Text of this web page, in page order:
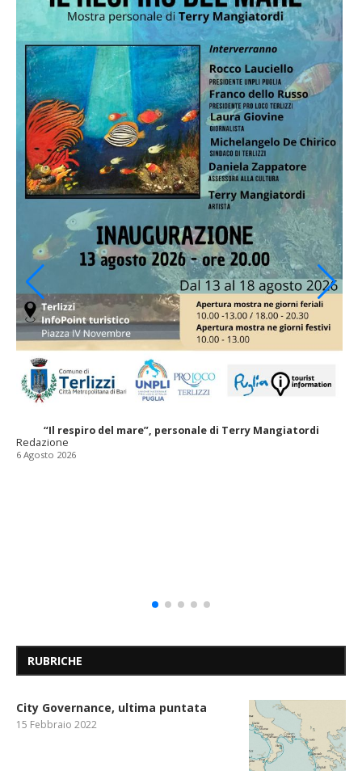
“Il respiro del mare”, personale di Terry Mangiatordi
Redazione
6 Agosto 2026
RUBRICHE
City Governance, ultima puntata
15 Febbraio 2022